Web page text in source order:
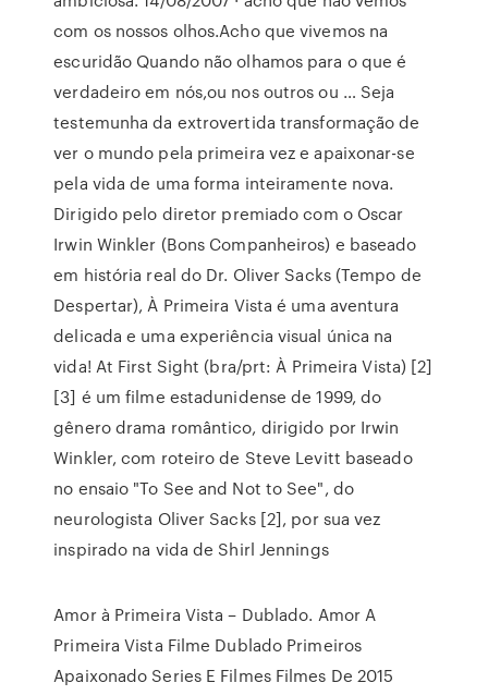
com os nossos olhos.Acho que vivemos na
escuridão Quando não olhamos para o que é
verdadeiro em nós,ou nos outros ou … Seja
testemunha da extrovertida transformação de
ver o mundo pela primeira vez e apaixonar-se
pela vida de uma forma inteiramente nova.
Dirigido pelo diretor premiado com o Oscar
Irwin Winkler (Bons Companheiros) e baseado
em história real do Dr. Oliver Sacks (Tempo de
Despertar), À Primeira Vista é uma aventura
delicada e uma experiência visual única na
vida! At First Sight (bra/prt: À Primeira Vista) [2]
[3] é um filme estadunidense de 1999, do
gênero drama romântico, dirigido por Irwin
Winkler, com roteiro de Steve Levitt baseado
no ensaio "To See and Not to See", do
neurologista Oliver Sacks [2], por sua vez
inspirado na vida de Shirl Jennings
Amor à Primeira Vista – Dublado. Amor A
Primeira Vista Filme Dublado Primeiros
Apaixonado Series E Filmes Filmes De 2015